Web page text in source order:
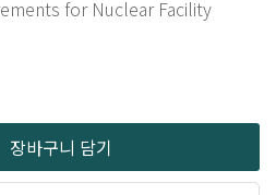
for Nuclear Facility
장바구니 담기